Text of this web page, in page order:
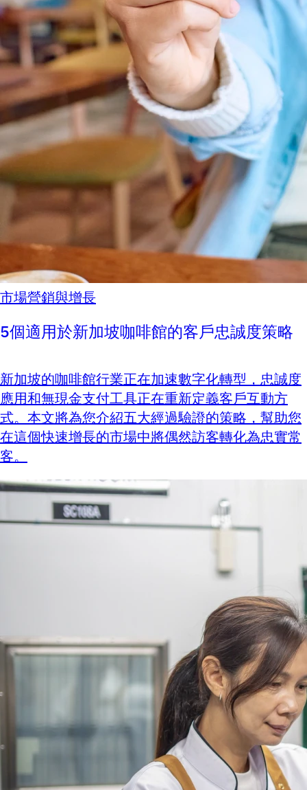
市場營銷與增長
5個適用於新加坡咖啡館的客戶忠誠度策略
新加坡的咖啡館行業正在加速數字化轉型，忠誠度
應用和無現金支付工具正在重新定義客戶互動方
式。本文將為您介紹五大經過驗證的策略，幫助您
在這個快速增長的市場中將偶然訪客轉化為忠實常
客。